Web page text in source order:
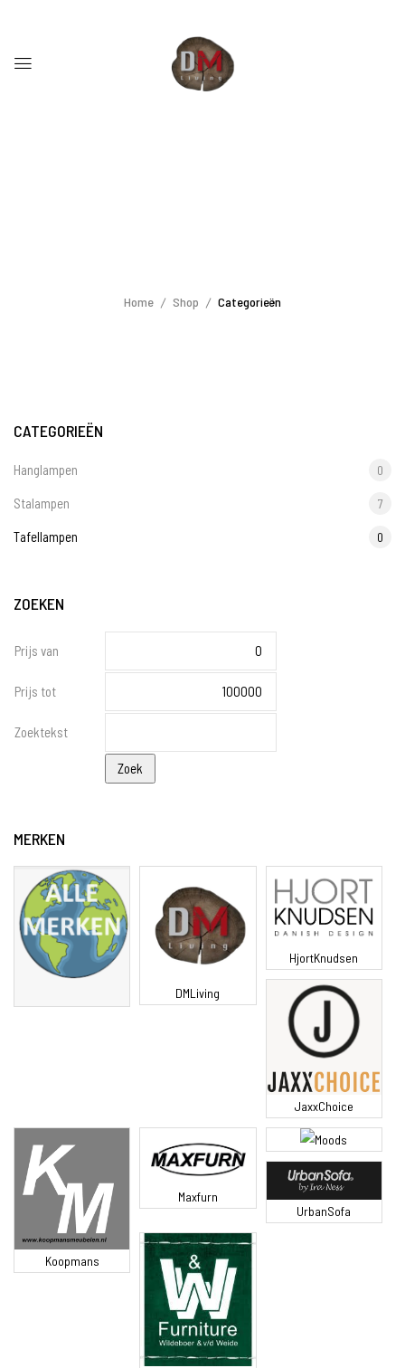
Home Shop Categorieën
CATEGORIEËN
Hanglampen 0
Stalampen 7
Tafellampen 0
ZOEKEN
Prijs van
Prijs tot
Zoektekst
MERKEN
DMLiving
HjortKnudsen
JaxxChoice
Koopmans
Maxfurn
Moods
UrbanSofa